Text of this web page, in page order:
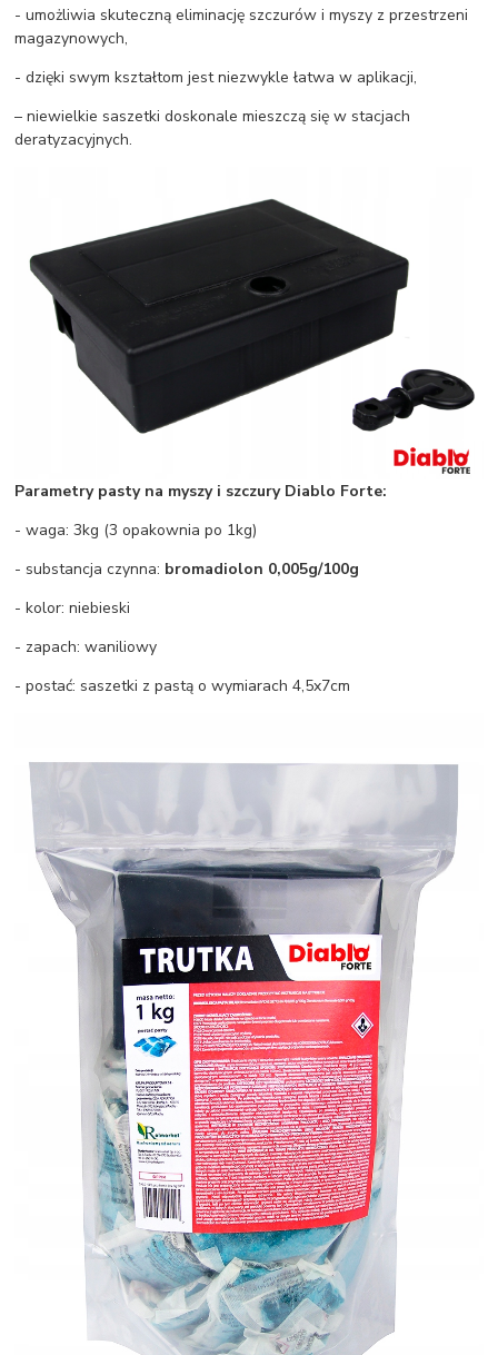
- umożliwia skuteczną eliminację szczurów i myszy z przestrzeni
magazynowych,
- dzięki swym kształtom jest niezwykle łatwa w aplikacji,
– niewielkie saszetki doskonale mieszczą się w stacjach
deratyzacyjnych.
Parametry pasty na myszy i szczury Diablo Forte:
- waga: 3kg (3 opakownia po 1kg)
- substancja czynna: bromadiolon 0,005g/100g
- kolor: niebieski
- zapach: waniliowy
- postać: saszetki z pastą o wymiarach 4,5x7cm